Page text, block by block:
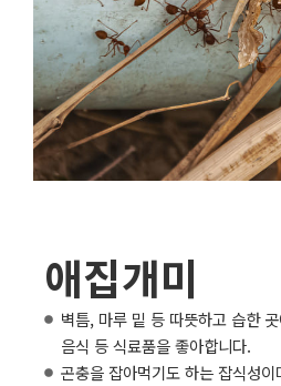
애집개미
벽틈, 마루 밑 등 따뜻하고 습한
음식 등 식료품을 좋아합니다.
곤충을 잡아먹기도 하는 잡식성